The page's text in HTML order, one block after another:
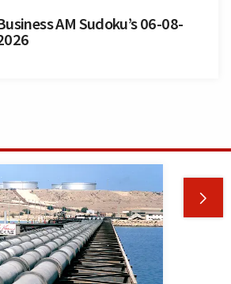
AM Sudoku’s 06-08-
